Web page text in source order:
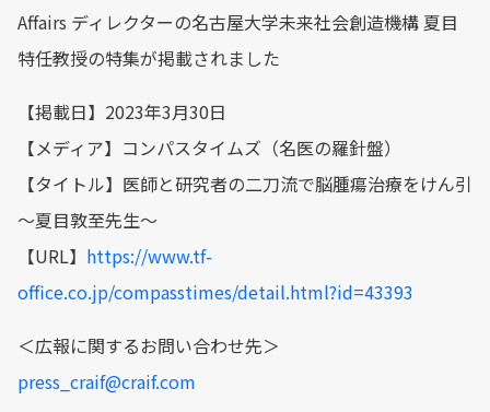
Affairs ディレクターの名古屋大学未来社会創造機構 夏目
特任教授の特集が掲載されました
【掲載日】2023年3月30日
【メディア】コンパスタイムズ（名医の羅針盤）
【タイトル】医師と研究者の二刀流で脳腫瘍治療をけん引
〜夏目敦至先生〜
【URL】 https://www.tf-
office.co.jp/compasstimes/detail.html?id=43393
＜広報に関するお問い合わせ先＞
press_craif@craif.com